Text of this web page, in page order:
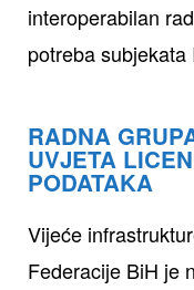
interoperabilan
potreba subjekata
RADNA
UVJETA
PODATAKA
Vijeće
Federacije BiH je